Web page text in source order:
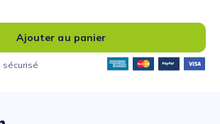
Ajouter au panier
sécurisé